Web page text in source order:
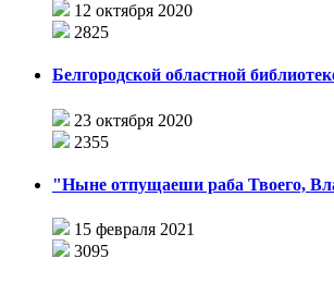
12 октября 2020
2825
Белгородской областной
23 октября 2020
2355
"Ныне отпущаеши раба Твоего,
15 февраля 2021
3095